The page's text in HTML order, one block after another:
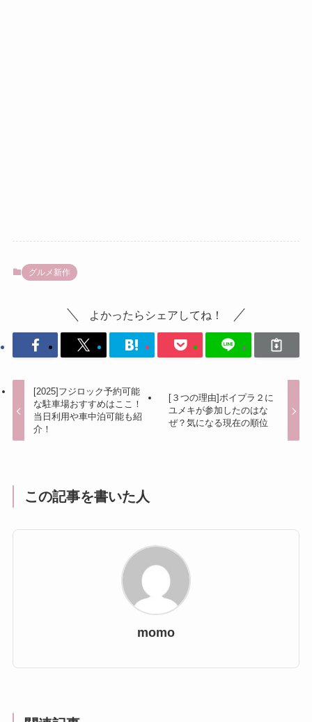
グルメ新作
よかったらシェアしてね！
[2025]フジロック予約可能
な駐車場おすすめはここ！
当日利用や車中泊可能も紹
介！
[３つの理由]ボイプラ２に
ユメキが参加したのはな
ぜ？気になる現在の順位
この記事を書いた人
momo